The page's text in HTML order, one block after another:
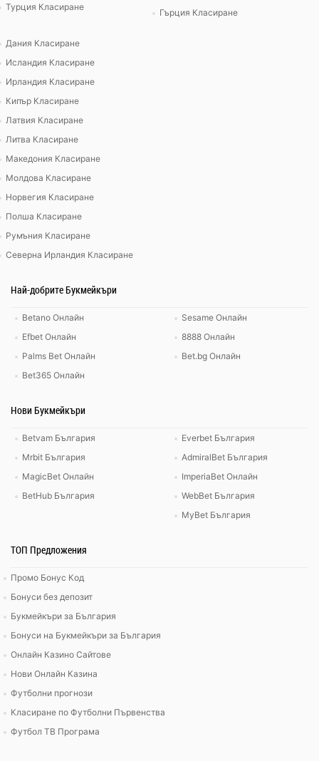
Турция Класиране
Гърция Класиране
Дания Класиране
Исландия Класиране
Ирландия Класиране
Кипър Класиране
Латвия Класиране
Литва Класиране
Македония Класиране
Молдова Класиране
Норвегия Класиране
Полша Класиране
Румъния Класиране
Северна Ирландия Класиране
Най-добрите Букмейкъри
Betano Онлайн
Efbet Онлайн
Palms Bet Онлайн
Bet365 Онлайн
Sesame Онлайн
8888 Онлайн
Bet.bg Онлайн
Нови Букмейкъри
Betvam България
Mrbit България
MagicBet Онлайн
BetHub България
Everbet България
AdmiralBet България
ImperiaBet Онлайн
WebBet България
MyBet България
ТОП Предложения
Промо Бонус Код
Бонуси без депозит
Букмейкъри за България
Бонуси на Букмейкъри за България
Онлайн Казино Сайтове
Нови Онлайн Казина
Футболни прогнози
Класиране по Футболни Първенства
Футбол ТВ Програма